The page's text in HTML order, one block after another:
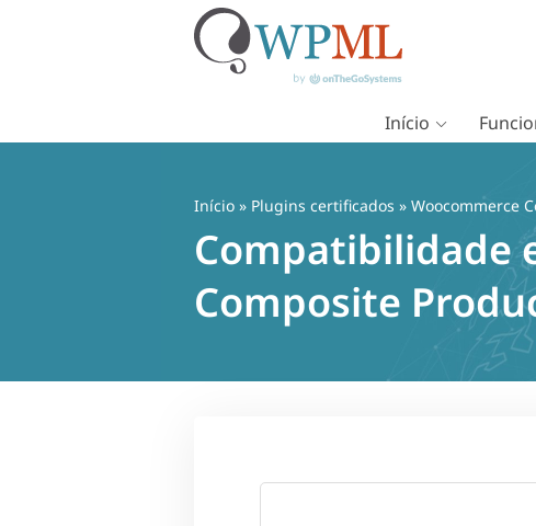
Início
Início » Plugins certificados » Woocommerce
Compatibilidade
Composite